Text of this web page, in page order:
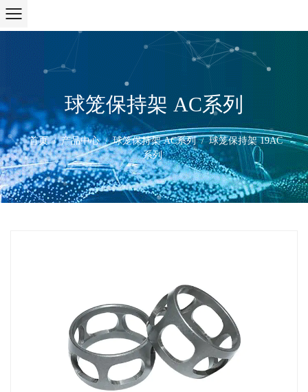
球笼保持架 AC系列
首页 / 产品中心 / 球笼保持架 AC系列 / 球笼保持架 19AC
系列